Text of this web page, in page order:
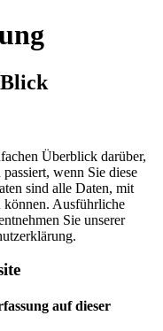
Blick
Überblick darüber,
wenn Sie diese
sind alle Daten, mit
können. Ausführliche
Sie unserer
auf dieser